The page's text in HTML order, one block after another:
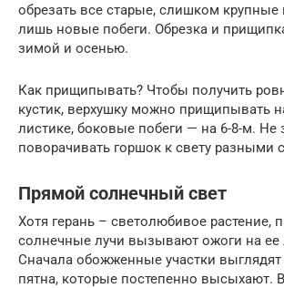
обрезать все старые, слишком крупные
лишь новые побеги. Обрезка и
зимой и осенью.
Как прищипывать? Чтобы получить
кустик, верхушку можно прищипывать
листике, боковые побеги — на 6-8-м. Не
поворачивать горшок к свету разными
Прямой солнечный свет
Хотя герань – светолюбивое растение,
солнечные лучи вызывают ожоги на ее
Сначала обожженные участки
пятна, которые постепенно высыхают. В